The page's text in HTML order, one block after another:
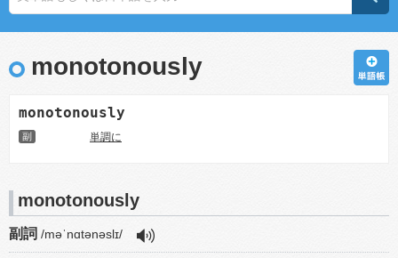
monotonously
monotonously
副 単調に
monotonously
副詞 /məˈnɑtənəslɪ/